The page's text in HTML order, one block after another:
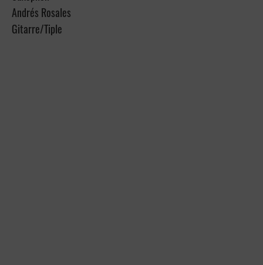
Andrés Rosales
Gitarre/Tiple